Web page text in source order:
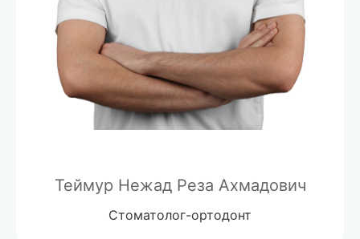
Теймур Нежад Реза Ахмадович
Стоматолог-ортодонт